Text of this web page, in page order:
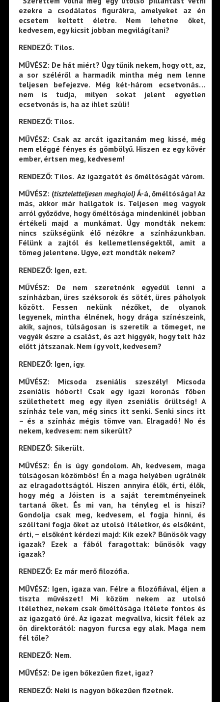
ezekre a csodálatos figurákra, amelyeket az én
ecsetem keltett életre. Nem lehetne őket,
kedvesem, egy kicsit jobban megvilágítani?
RENDEZŐ: Tilos.
MŰVÉSZ: De hát miért? Úgy tűnik nekem, hogy ott, az,
a sor széléről a harmadik mintha még nem lenne
teljesen befejezve. Még két-három ecsetvonás…
nem is tudja, milyen sokat jelent egyetlen
ecsetvonás is, ha az ihlet szüli!
RENDEZŐ: Tilos.
MŰVÉSZ: Csak az arcát igazítanám meg kissé, még
nem eléggé fényes és gömbölyű. Hiszen ez egy kövér
ember, értsen meg, kedvesem!
RENDEZŐ: Tilos. Az igazgatót és őméltóságát várom.
MŰVÉSZ: (tiszteletteljesen meghajol)Á-á, őméltósága! Az
más, akkor már hallgatok is. Teljesen meg vagyok
arról győződve, hogy őméltósága mindenkinél jobban
értékeli majd a munkámat. Úgy mondták nekem:
nincs szükségünk élő nézőkre a színházunkban.
Félünk a zajtól és kellemetlenségektől, amit a
tömeg jelentene. Ugye, ezt mondták nekem?
RENDEZŐ: Igen, ezt.
MŰVÉSZ: De nem szeretnénk egyedül lenni a
színházban, üres széksorok és sötét, üres páholyok
között. Fessen nekünk nézőket, de olyanok
legyenek, mintha élnének, hogy drága színészeink,
akik, sajnos, túlságosan is szeretik a tömeget, ne
vegyék észre a csalást, és azt higgyék, hogy telt ház
előtt játszanak. Nem így volt, kedvesem?
RENDEZŐ: Igen, így.
MŰVÉSZ: Micsoda zseniális szeszély! Micsoda
zseniális hóbort! Csak egy igazi koronás főben
születhetett meg egy ilyen zseniális őrültség! A
színház tele van, még sincs itt senki. Senki sincs itt
– és a színház mégis tömve van. Elragadó! No és
nekem, kedvesem: nem sikerült?
RENDEZŐ: Sikerült.
MŰVÉSZ: Én is úgy gondolom. Ah, kedvesem, maga
túlságosan közömbös! Én a maga helyében ugrálnék
az elragadottságtól. Hiszen annyira élők, érti, élők,
hogy még a Jóisten is a saját teremtményeinek
tartaná őket. És mi van, ha tényleg el is hiszi?
Gondolja csak meg, kedvesem, el fogja hinni, és
szólítani fogja őket az utolsó ítéletkor, és elsőként,
érti, – elsőként kérdezi majd: Kik ezek? Bűnösök vagy
igazak? Ezek a fából faragottak: bűnösök vagy
igazak?
RENDEZŐ: Ez már merő filozófia.
MŰVÉSZ: Igen, igaza van. Félre a filozófiával, éljen a
tiszta művészet! Mi közöm nekem az utolsó
ítélethez, nekem csak őméltósága ítélete fontos és
az igazgató úré. Az igazat megvallva, kicsit félek az
ön direktorától: nagyon furcsa egy alak. Maga nem
fél tőle?
RENDEZŐ: Nem.
MŰVÉSZ: De igen bőkezűen fizet, igaz?
RENDEZŐ: Neki is nagyon bőkezűen fizetnek.